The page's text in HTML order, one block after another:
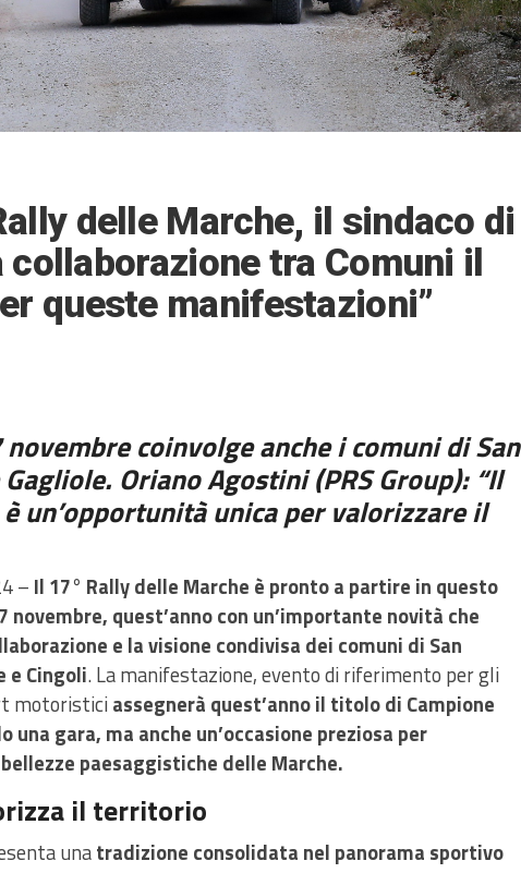
delle Marche, il sindaco di
tra Comuni il
queste manifestazioni”
coinvolge anche i comuni di San
Oriano Agostini (PRS Group): “Il
un’opportunità unica per valorizzare il
– Il 17° Rally delle Marche è pronto a partire in questo
quest’anno con un’importante novità che
e la visione condivisa dei comuni di San
e Cingoli. La manifestazione, evento di riferimento per gli
motoristiciassegnerà quest’anno il titolo di Campione
una gara, ma anche un’occasione preziosa per
paesaggistiche delle Marche.
il territorio
unatradizione consolidata nel panorama sportivo